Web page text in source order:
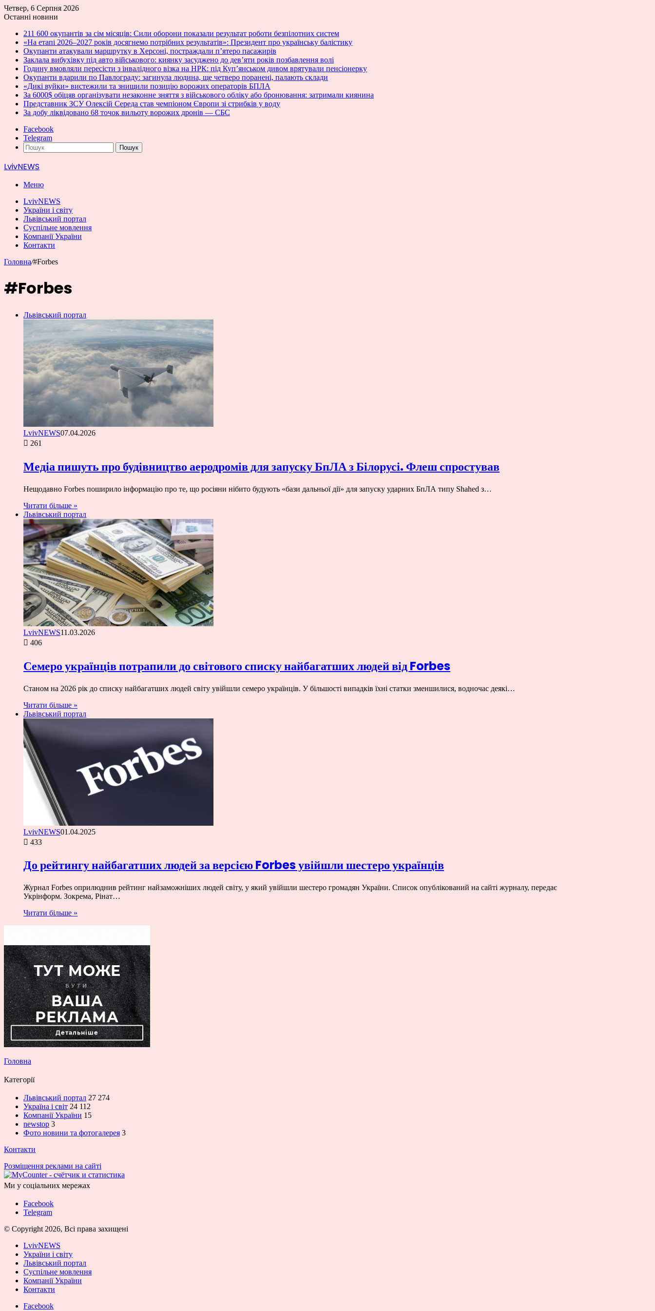
Четвер, 6 Серпня 2026
Останні новини
211 600 окупантів за сім місяців: Сили оборони показали результат роботи безпілотних систем
«На етапі 2026–2027 років досягнемо потрібних результатів»: Президент про українську балістику
Окупанти атакували маршрутку в Херсоні, постраждали п’ятеро пасажирів
Заклала вибухівку під авто військового: киянку засуджено до дев’яти років позбавлення волі
Годину вмовляли пересісти з інвалідного візка на НРК: під Куп’янськом дивом врятували пенсіонерку
Окупанти вдарили по Павлограду: загинула людина, ще четверо поранені, палають склади
«Дикі вуйки» вистежили та знищили позицію ворожих операторів БПЛА
За 6000$ обіцяв організувати незаконне зняття з військового обліку або бронювання: затримали киянина
Представник ЗСУ Олексій Середа став чемпіоном Європи зі стрибків у воду
За добу ліквідовано 68 точок вильоту ворожих дронів — СБС
Facebook
Telegram
Пошук
LvivNEWS
Меню
LvivNEWS
України і світу
Львівський портал
Суспільне мовлення
Компанії України
Контакти
Головна/#Forbes
#Forbes
Львівський портал
LvivNEWS07.04.2026
261
Медіа пишуть про будівництво аеродромів для запуску БпЛА з Білорусі. Флеш спростував
Нещодавно Forbes поширило інформацію про те, що росіяни нібито будують «бази дальньої дії» для запуску ударних БпЛА типу Shahed з…
Читати більше »
Львівський портал
LvivNEWS11.03.2026
406
Семеро українців потрапили до світового списку найбагатших людей від Forbes
Станом на 2026 рік до списку найбагатших людей світу увійшли семеро українців. У більшості випадків їхні статки зменшилися, водночас деякі…
Читати більше »
Львівський портал
LvivNEWS01.04.2025
433
До рейтингу найбагатших людей за версією Forbes увійшли шестеро українців
Журнал Forbes оприлюднив рейтинг найзаможніших людей світу, у який увійшли шестеро громадян України. Список опублікований на сайті журналу, передає
Укрінформ. Зокрема, Рінат…
Читати більше »
Головна
Категорії
Львівський портал 27 274
Україна і світ 24 112
Компанії України 15
newstop 3
Фото новини та фотогалерея 3
Контакти
Розміщення реклами на сайті
Ми у соціальних мережах
Facebook
Telegram
© Copyright 2026, Всі права захищені
LvivNEWS
України і світу
Львівський портал
Суспільне мовлення
Компанії України
Контакти
Facebook